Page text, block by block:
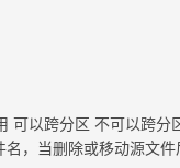
以跨分区 不可以跨
，当删除或移动源文